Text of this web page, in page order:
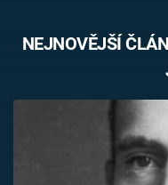
NEJNOVĚJŠÍ